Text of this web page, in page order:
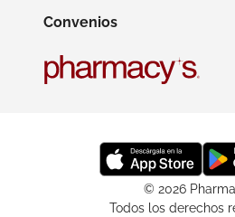
Convenios
© 2026
Todos los derechos